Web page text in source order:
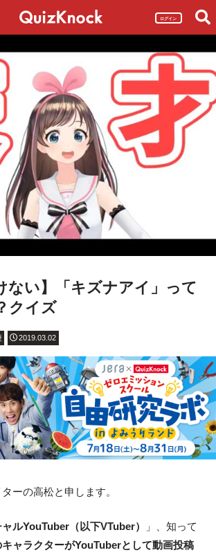
ログイン
ない】「キズナアイ」って
クイズ
2019.03.02
ーの高松と申します。
ルYouTuber（以下VTuber）
」、知って
ャラクターがYouTuberとして動画投稿